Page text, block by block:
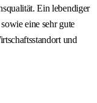
Ein lebendiger
eine sehr gute
und